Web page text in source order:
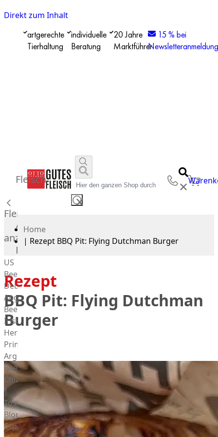
Direkt zum Inhalt
artgerechte
Tierhaltung
individuelle
Beratung
20 Jahre
Marktführer
15 % bei
Newsletteranmeldung
✕
✕
Fleisch
Fleisch
Alle
anzeigen
Rind
US
Beef
Deutsches
Angus
Beef
Irish
Hereford
Prime
Argentina
Beef
Chianina
|
Toskana
Blonda
Espanola
Home
| Rezept BBQ Pit: Flying Dutchman Burger
Rezept
BBQ Pit: Flying Dutchman
Burger